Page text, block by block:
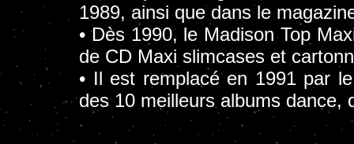
1989, ainsi que dans le
• Dès 1990, le Madison Top
de CD Maxi slimcases et
• Il est remplacé en 1991 par
des 10 meilleurs albums dance,